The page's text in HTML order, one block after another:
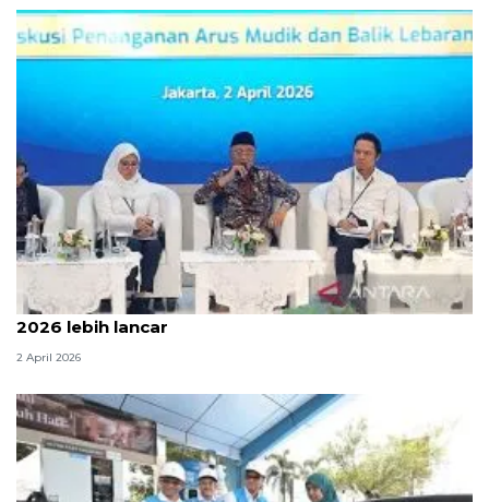
Menteri PU sebut arus mudik dan balik Lebaran
2026 lebih lancar
2 April 2026